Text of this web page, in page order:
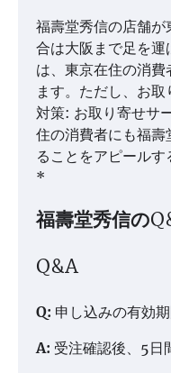
福壽堂秀信の店舗
合は大阪まで足を
は、東京在住の消費
ます。ただし、お取
対策: お取り寄せサ
住の消費者にも福壽
ることをアピールす
*
福壽堂秀信の
Q&A
Q: 申し込みの有効
A: 受注確認後、5日